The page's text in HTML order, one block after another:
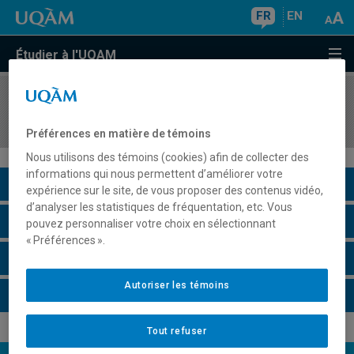
FR EN
Étudier à l'UQAM
COURS//
Description du cours
Horaire - Été 2026
Préférences en matière de témoins
Nous utilisons des témoins (cookies) afin de collecter des
informations qui nous permettent d’améliorer votre
expérience sur le site, de vous proposer des contenus vidéo,
d’analyser les statistiques de fréquentation, etc. Vous
pouvez personnaliser votre choix en sélectionnant
« Préférences ».
Tout refuser
Autoriser les témoins